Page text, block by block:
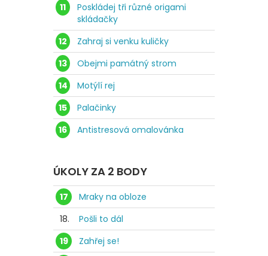
11
Poskládej tři různé origami
skládačky
12
Zahraj si venku kuličky
13
Obejmi památný strom
14
Motýlí rej
15
Palačinky
16
Antistresová omalovánka
ÚKOLY ZA 2 BODY
17
Mraky na obloze
18.
Pošli to dál
19
Zahřej se!